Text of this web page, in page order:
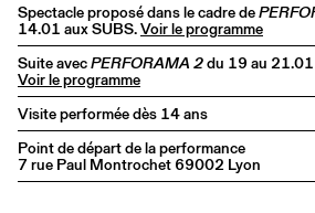
Spectacle proposé dans le cadre de
14.01 aux SUBS.Voir le programme
Suite avecPERFORAMA 2du 19 au
Voir le programme
Visite performée dès 14 ans
Point de départ de la performance
7 rue Paul Montrochet 69002 Lyon